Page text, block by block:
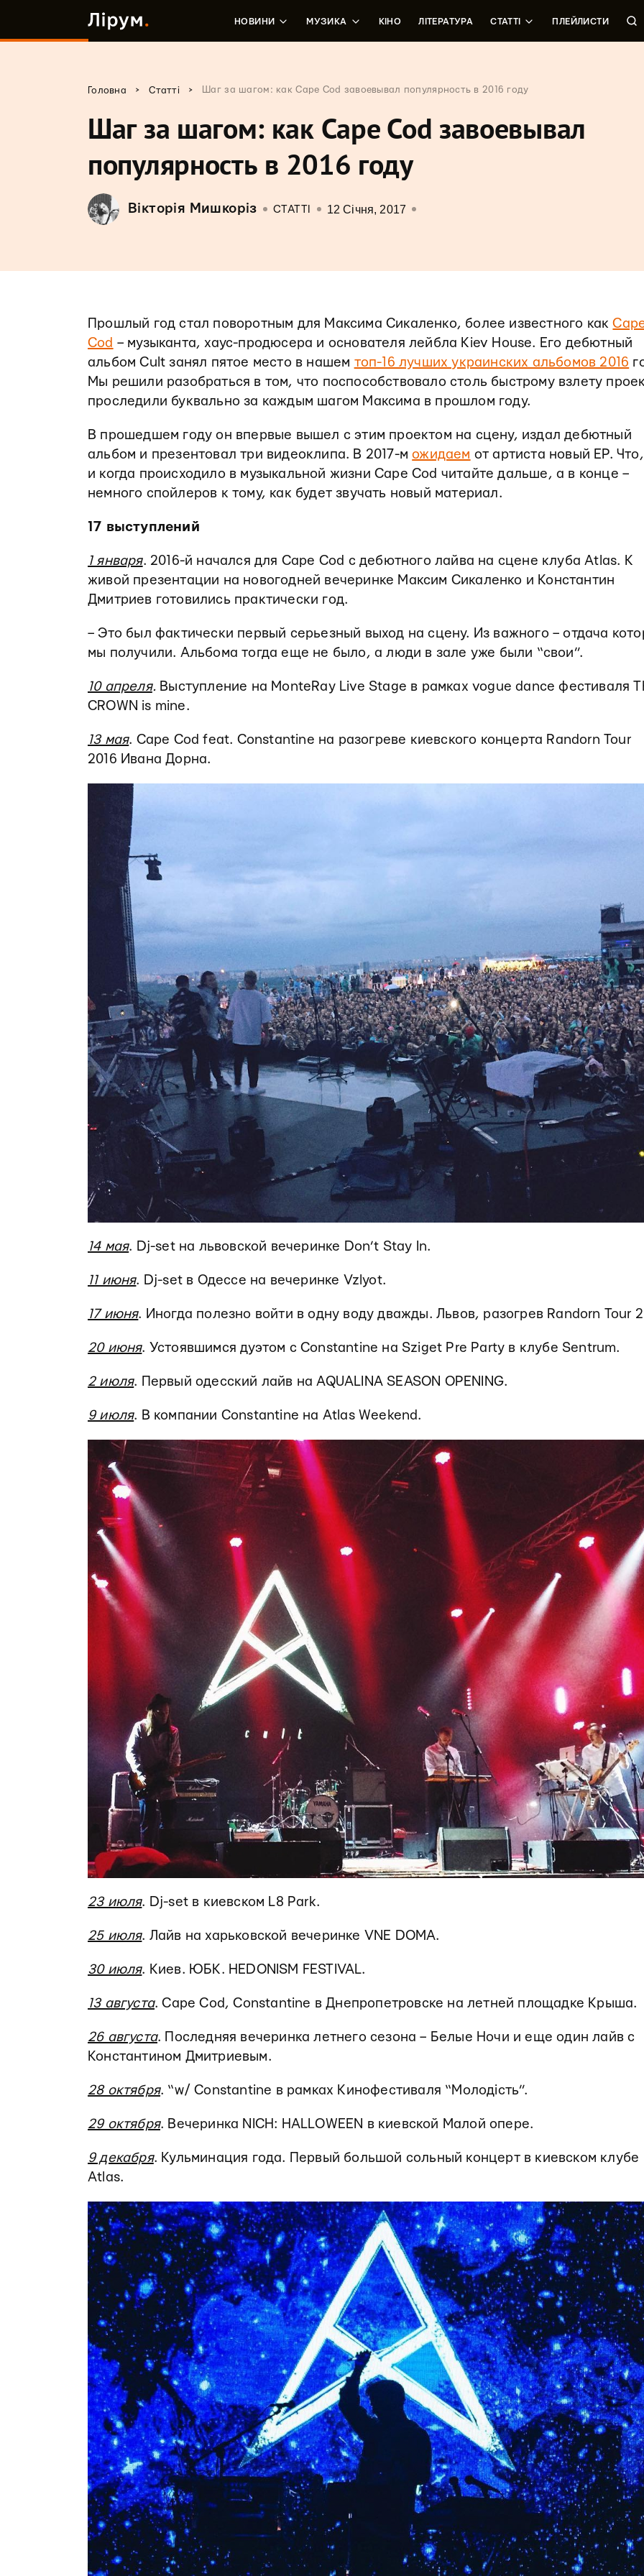
НОВИНИ МУЗИКА КІНО ЛІТЕРАТУРА СТАТТІ ПЛЕЙЛИСТИ
Головна > Статті > Шаг за шагом: как Cape Cod завоевывал популярность в 2016 году
Шаг за шагом: как Cape Cod завоевывал
популярность в 2016 году
Вікторія Мишкоріз СТАТТІ 12 Січня, 2017
Прошлый год стал поворотным для Максима Сикаленко, более известного как
Cod – музыканта, хаус-продюсера и основателя лейбла Kiev House. Его дебютный
альбом Cult занял пятое место в нашем топ-16 лучших украинских альбомов 2016
Мы решили разобраться в том, что поспособствовало столь быстрому взлету
проследили буквально за каждым шагом Максима в прошлом году.
В прошедшем году он впервые вышел с этим проектом на сцену, издал дебютный
альбом и презентовал три видеоклипа. В 2017-можидаем от артиста новый EP.
и когда происходило в музыкальной жизни Cape Cod читайте дальше, а в конце –
немного спойлеров к тому, как будет звучать новый материал.
17 выступлений
1 января. 2016-й начался для Cape Cod с дебютного лайва на сцене клуба Atlas. К
живой презентации на новогодней вечеринке Максим Сикаленко и Константин
Дмитриев готовились практически год.
– Это был фактически первый серьезный выход на сцену. Из важного – отдача
мы получили. Альбома тогда еще не было, а люди в зале уже были “свои”.
10 апреля. Выступление на MonteRay Live Stage в рамках vogue dance фестиваля
CROWN is mine.
13 мая. Cape Cod feat. Constantine на разогреве киевского концерта Randorn Tour
2016 Ивана Дорна.
14 мая. Dj-set на львовской вечеринке Don’t Stay In.
11 июня. Dj-set в Одессе на вечеринке Vzlyot.
17 июня. Иногда полезно войти в одну воду дважды. Львов, разогрев Randorn Tour
20 июня. Устоявшимся дуэтом с Constantine на Sziget Pre Party в клубе Sentrum.
2 июля. Первый одесский лайв на AQUALINA SEASON OPENING.
9 июля. В компании Constantine на Atlas Weekend.
23 июля. Dj-set в киевском L8 Park.
25 июля. Лайв на харьковской вечеринке VNE DOMA.
30 июля. Киев. ЮБК. HEDONISM FESTIVAL.
13 августа. Cape Cod, Constantine в Днепропетровске на летней площадке Крыша.
26 августа. Последняя вечеринка летнего сезона – Белые Ночи и еще один лайв с
Константином Дмитриевым.
28 октября. “w/ Constantine в рамках Кинофестиваля “Молодість”.
29 октября. Вечеринка NICH: HALLOWEEN в киевской Малой опере.
9 декабря. Кульминация года. Первый большой сольный концерт в киевском клубе
Atlas.